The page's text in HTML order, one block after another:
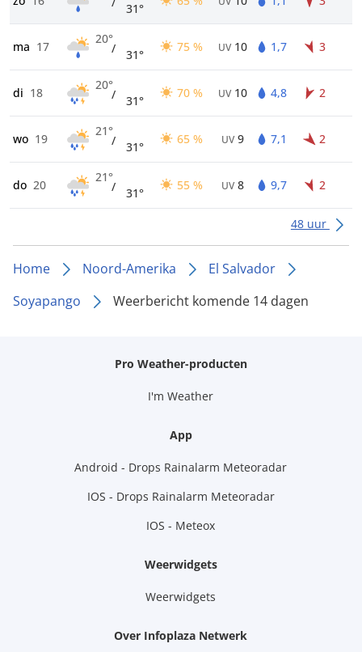
31°
ma 17
20°
/ 31°
75 % UV 10 1,7 3
di 18
20°
/ 31°
70 % UV 10 4,8 2
wo 19
21°
/ 31°
65 % UV 9 7,1 2
do 20
21°
/ 31°
55 % UV 8 9,7 2
48 uur
Home Noord-Amerika
El Salvador
Soyapango
Weerbericht komende 14 dagen
Pro Weather-producten
I'm Weather
App
Android - Drops Rainalarm Meteoradar
IOS - Drops Rainalarm Meteoradar
IOS - Meteox
Weerwidgets
Weerwidgets
Over Infoplaza Netwerk